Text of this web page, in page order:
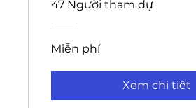
47 Người tham dự
Miễn phí
Xem chi tiết